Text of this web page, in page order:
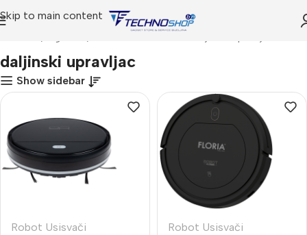
Skip to main content
daljinski upravljac
Show sidebar
Robot Usisvači
Robot Usisvači